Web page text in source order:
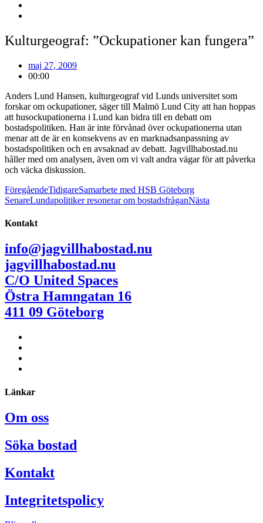
Kulturgeograf: ”Ockupationer kan fungera”
maj 27, 2009
00:00
Anders Lund Hansen, kulturgeograf vid Lunds universitet som
forskar om ockupationer, säger till Malmö Lund City att han hoppas
att husockupationerna i Lund kan bidra till en debatt om
bostadspolitiken. Han är inte förvånad över ockupationerna utan
menar att de är en konsekvens av en marknadsanpassning av
bostadspolitiken och en avsaknad av debatt. Jagvillhabostad.nu
håller med om analysen, även om vi valt andra vägar för att påverka
och väcka diskussion.
FöregåendeTidigareSamarbete med HSB Göteborg
SenareLundapolitiker resonerar om bostadsfråganNästa
Kontakt
info@jagvillhabostad.nu
jagvillhabostad.nu
C/O United Spaces
Östra Hamngatan 16
411 09 Göteborg
Länkar
Om oss
Söka bostad
Kontakt
Integritetspolicy